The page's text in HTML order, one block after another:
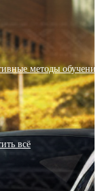
методы
всё